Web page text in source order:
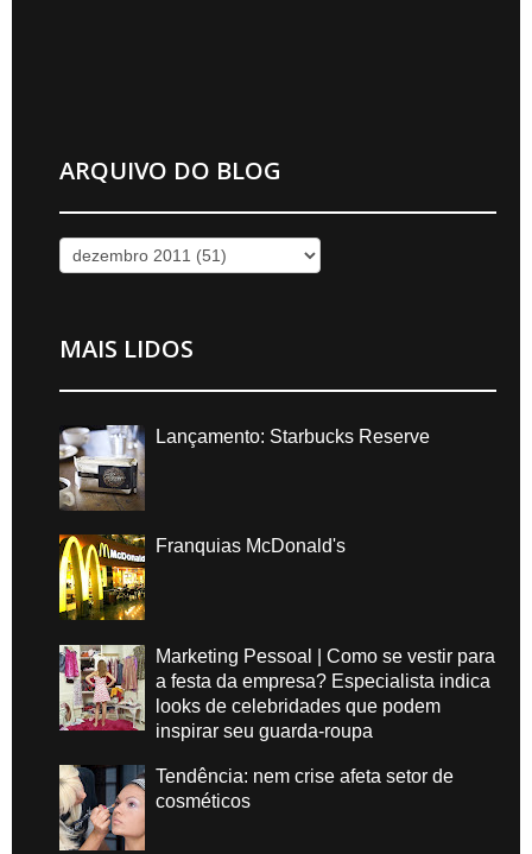
ARQUIVO DO BLOG
MAIS LIDOS
Lançamento: Starbucks Reserve
Franquias McDonald's
Marketing Pessoal | Como se vestir para
a festa da empresa? Especialista indica
looks de celebridades que podem
inspirar seu guarda-roupa
Tendência: nem crise afeta setor de
cosméticos